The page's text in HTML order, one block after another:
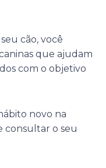
cão, você
que ajudam
com o objetivo
novo na
consultar o seu